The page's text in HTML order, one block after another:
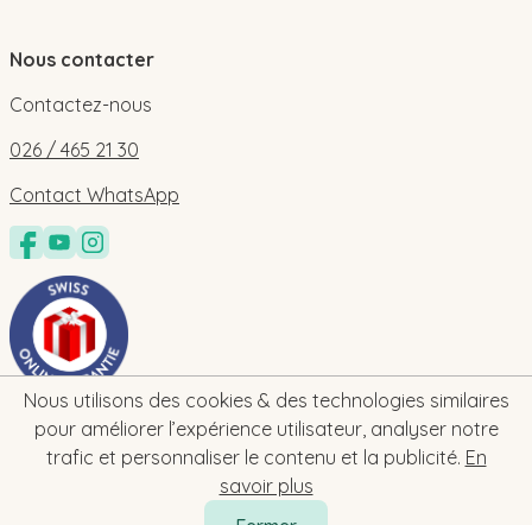
Nous utilisons des cookies & des technologies similaires
pour améliorer l’expérience utilisateur, analyser notre
trafic et personnaliser le contenu et la publicité. En
savoir plus
Nous contacter
Contactez-nous
026 / 465 21 30
Contact WhatsApp